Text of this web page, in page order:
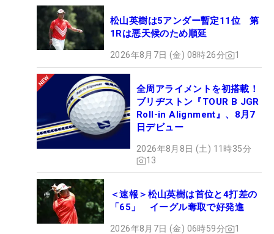
松山英樹は5アンダー暫定11位 第
1Rは悪天候のため順延
2026年8月7日 (金) 08時26分 1
全周アライメントを初搭載！
ブリヂストン『TOUR B JGR
Roll-in Alignment』、8月7
日デビュー
2026年8月8日 (土) 11時35分
13
＜速報＞松山英樹は首位と4打差の
「65」 イーグル奪取で好発進
2026年8月7日 (金) 06時59分 1